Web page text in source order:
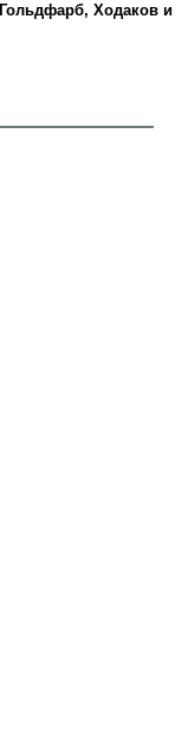
Ходаков и